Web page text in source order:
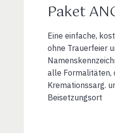
Paket
Eine einfache,
ohne Trauerfeier
alle Formalitäten,
Kremationssarg.
Beisetzungsort